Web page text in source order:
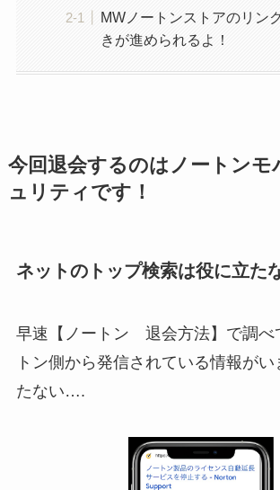
MWノートンストアのリン
きが進められるよ！
今回退会するのはノートンモ
ュリティです！
ネットのトップ検索は役に立た
早速【ノートン 退会方法】で調べ
トン側から発信されている情報が
たない….